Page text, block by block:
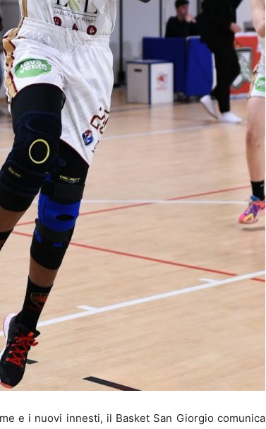
e i nuovi innesti, il Basket San Giorgio comunica